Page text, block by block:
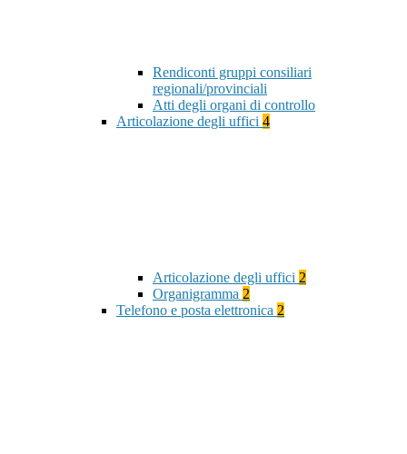
Rendiconti gruppi consiliari
regionali/provinciali
Atti degli organi di controllo
Articolazione degli uffici 4
Articolazione degli uffici 2
Organigramma 2
Telefono e posta elettronica 2